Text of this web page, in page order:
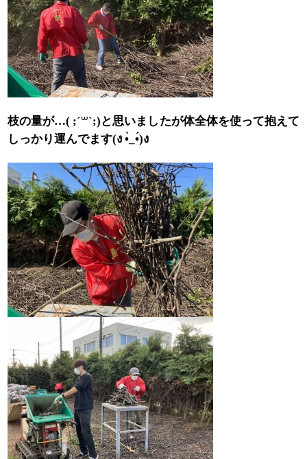
枝の量が…( ;´꒳`;) と思いましたが体全体を使って抱えて
しっかり運んでます(ง •̀_•́)ง